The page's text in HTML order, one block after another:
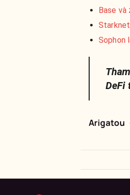
Base
Sophon
DeFi
Arigatou